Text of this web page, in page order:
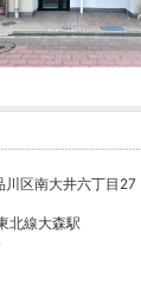
川区南大井六丁目27
北線大森駅